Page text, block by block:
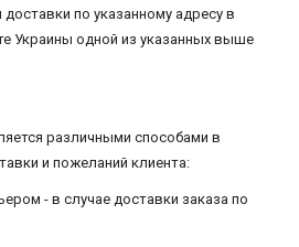
доставки по указанному адресу в
Украины одной из указанных выше
различными способами в
и пожеланий клиента:
- в случае доставки заказа по